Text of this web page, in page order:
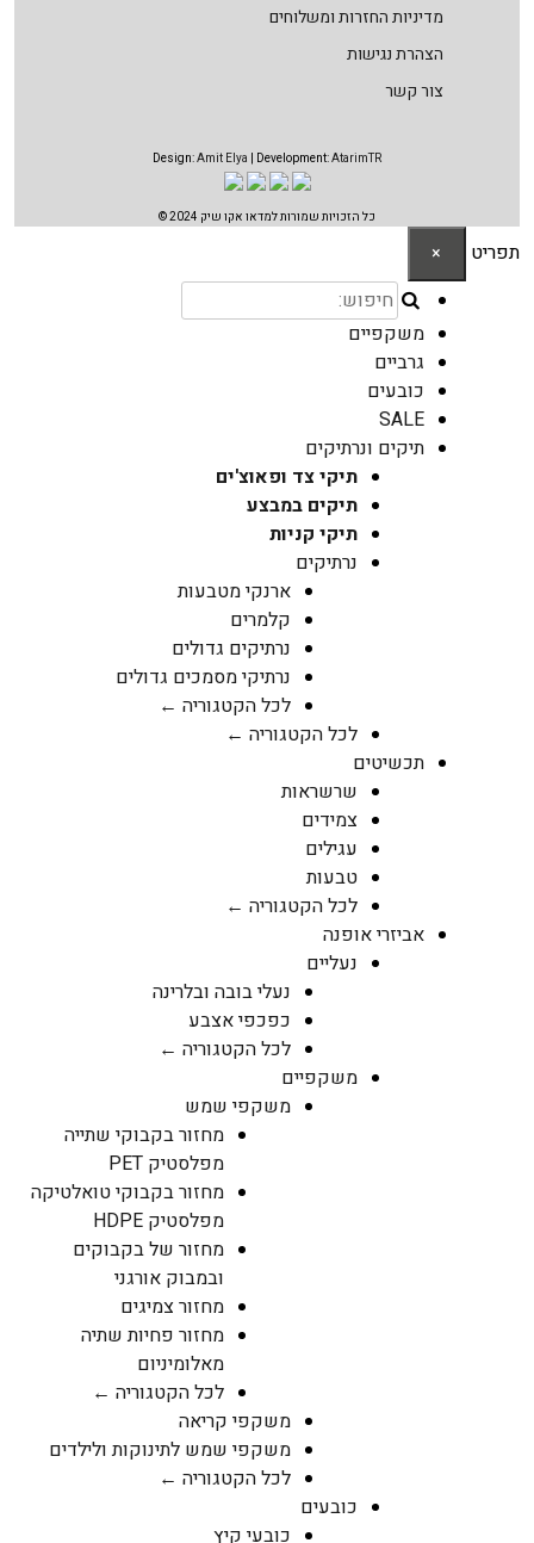
מדיניות החזרות ומשלוחים
הצהרת נגישות
צור קשר
Design:Amit Elya | Development:AtarimTR
כל הזכויות שמורות למדאו אקו שיק 2024 ©
תפריט ×
משקפיים
גרביים
כובעים
SALE
תיקים ונרתיקים
תיקי צד ופאוצ'ים
תיקים במבצע
תיקי קניות
נרתיקים
ארנקי מטבעות
קלמרים
נרתיקים גדולים
נרתיקי מסמכים גדולים
לכל הקטגוריה ←
לכל הקטגוריה ←
תכשיטים
שרשראות
צמידים
עגילים
טבעות
לכל הקטגוריה ←
אביזרי אופנה
נעליים
נעלי בובה ובלרינה
כפכפי אצבע
לכל הקטגוריה ←
משקפיים
משקפי שמש
מחזור בקבוקי שתייה
מפלסטיק PET
מחזור בקבוקי טואלטיקה
מפלסטיק HDPE
מחזור של בקבוקים
ובמבוק אורגני
מחזור צמיגים
מחזור פחיות שתיה
מאלומיניום
לכל הקטגוריה ←
משקפי קריאה
משקפי שמש לתינוקות ולילדים
לכל הקטגוריה ←
כובעים
כובעי קיץ